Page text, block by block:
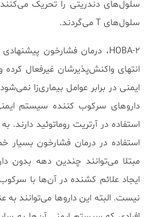
سلول‌های دندریتی را تحریک
سلول‌های T می‌گردند.
انتهای واکنش‌پذیرشان غیرفعال
ایمنی در برابر عوامل بیماری‌زا
داروهای سرکوب کننده سیستم
استفاده در درمان فشارخون بسیار
مبتلا می‌توانند چندین دهه بدون
ایجاد علائم کشنده در آن‌ها با
نیست. البته این داروها می‌توانند به